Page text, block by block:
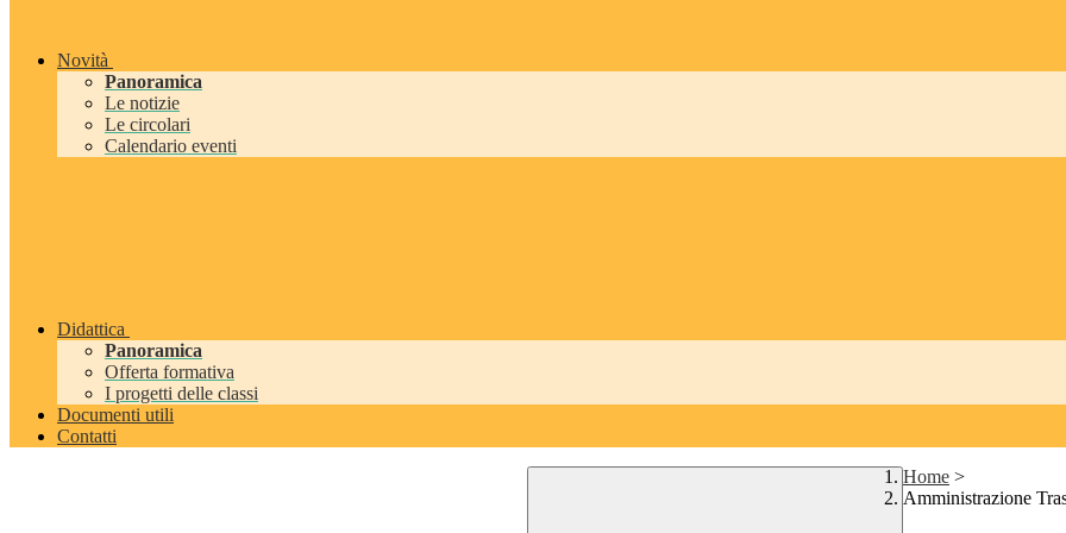
Novità
Panoramica
Le notizie
Le circolari
Calendario eventi
Didattica
Panoramica
Offerta formativa
I progetti delle classi
Documenti utili
Contatti
Home >
Amministrazione